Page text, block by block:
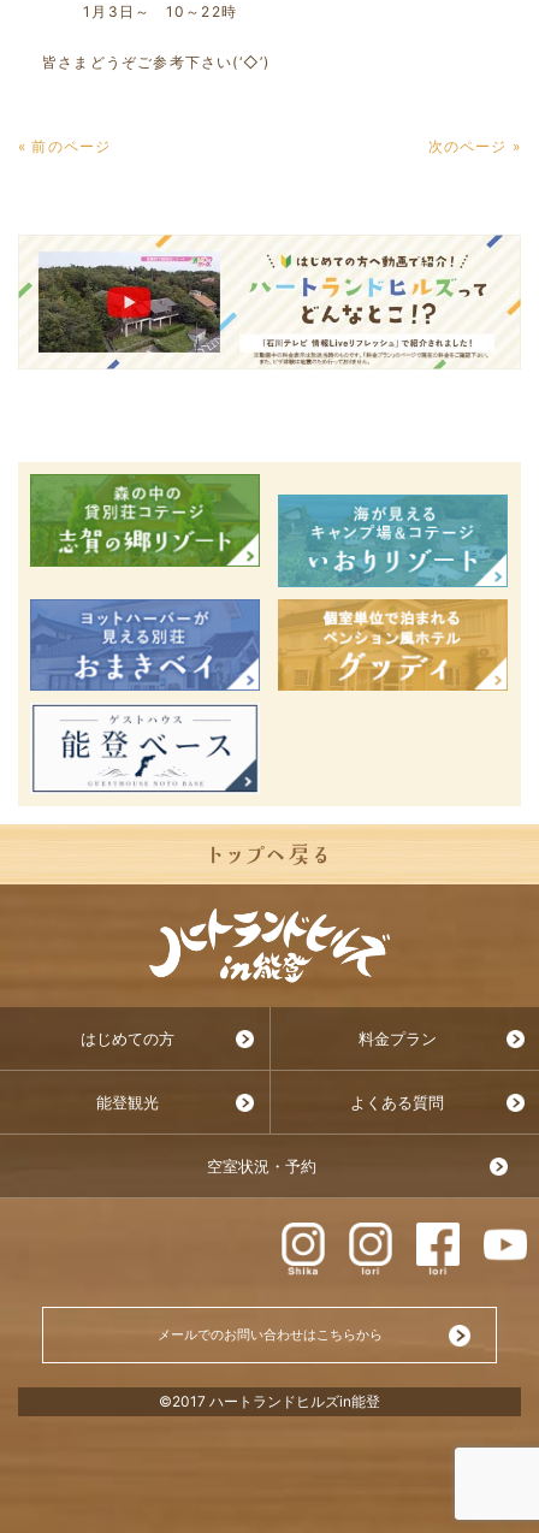
1月3日～ 10～22時
皆さまどうぞご参考下さい(‘◇’)ゞ
« 前のページ 次のページ »
はじめての方 料金プラン
能登観光 よくある質問
空室状況・予約
メールでのお問い合わせはこちらから
©2017 ハートランドヒルズin能登